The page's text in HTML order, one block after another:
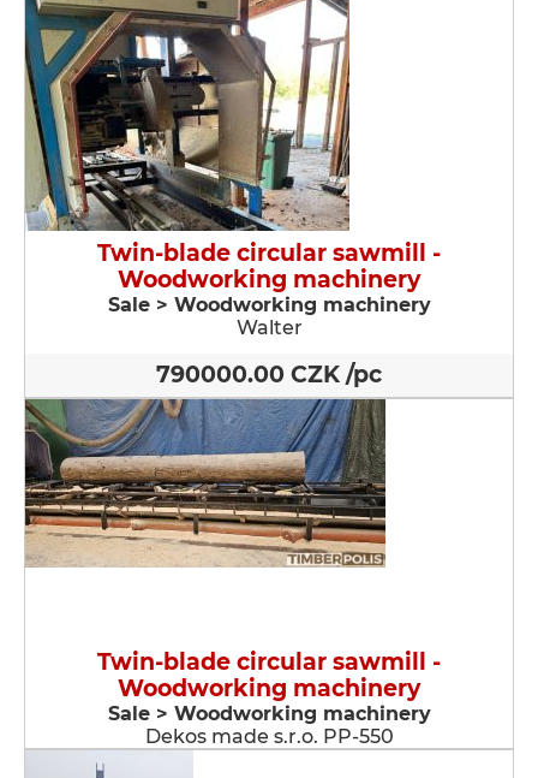
Twin-blade circular sawmill -
Woodworking machinery
Sale > Woodworking machinery
Walter
790000.00 CZK /pc
Twin-blade circular sawmill -
Woodworking machinery
Sale > Woodworking machinery
Dekos made s.r.o. PP-550